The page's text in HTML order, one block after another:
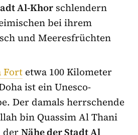
Al-Khor schlendern
bei ihrem
und Meeresfrüchten
Fort etwa 100 Kilometer
ist ein Unesco-
Der damals herrschende
bin Quassim Al Thani
derNähe der Stadt Al